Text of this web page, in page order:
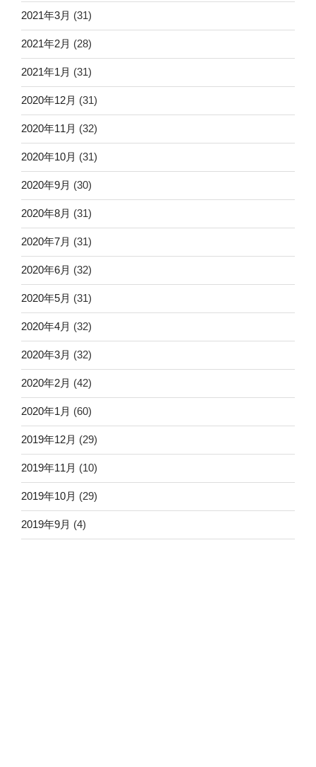
2021年3月 (31)
2021年2月 (28)
2021年1月 (31)
2020年12月 (31)
2020年11月 (32)
2020年10月 (31)
2020年9月 (30)
2020年8月 (31)
2020年7月 (31)
2020年6月 (32)
2020年5月 (31)
2020年4月 (32)
2020年3月 (32)
2020年2月 (42)
2020年1月 (60)
2019年12月 (29)
2019年11月 (10)
2019年10月 (29)
2019年9月 (4)